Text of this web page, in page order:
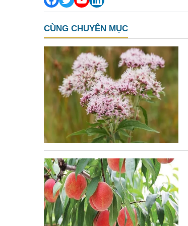
CÙNG CHUYÊN MỤC